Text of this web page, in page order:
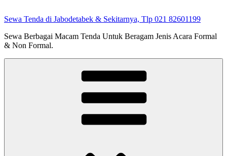
Sewa Tenda di Jabodetabek & Sekitarnya, Tlp 021 82601199
Sewa Berbagai Macam Tenda Untuk Beragam Jenis Acara Formal
& Non Formal.